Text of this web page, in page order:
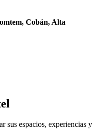
Cobán, Alta
sus espacios, experiencias y